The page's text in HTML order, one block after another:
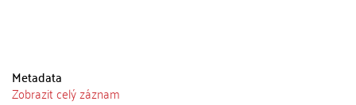
Metadata
Zobrazit celý záznam